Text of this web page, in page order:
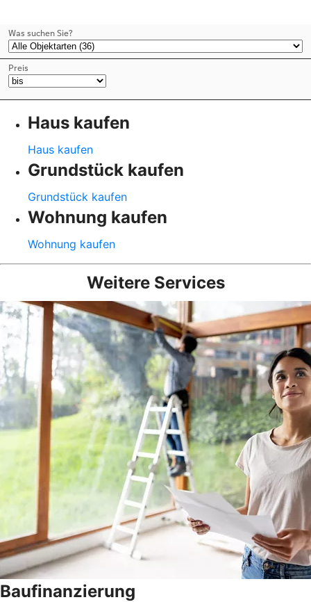
Haus kaufen
Haus kaufen
Grundstück kaufen
Grundstück kaufen
Wohnung kaufen
Wohnung kaufen
Weitere Services
Baufinanzierung